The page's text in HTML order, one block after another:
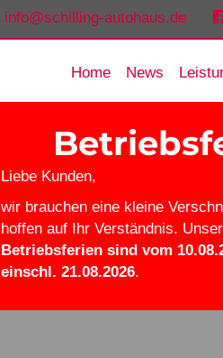
info@schilling-autohaus.de
Home News
Liebe Kunden,
wir brauchen eine kleine
hoffen auf Ihr Verständnis.
Betriebsferien sind vom
einschl. 21.08.2026.